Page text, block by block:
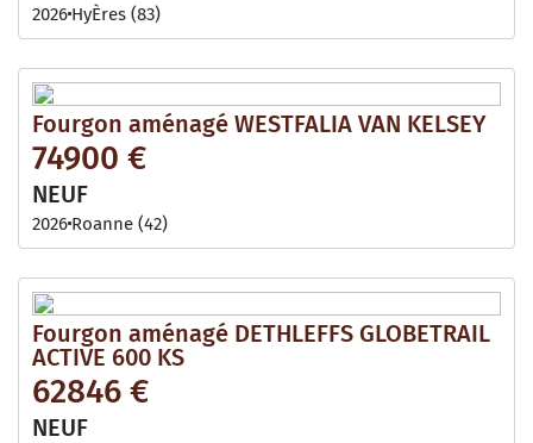
2026 HyÈres (83)
Fourgon aménagé WESTFALIA VAN KELSEY
74900 €
NEUF
2026 Roanne (42)
Fourgon aménagé DETHLEFFS GLOBETRAIL
ACTIVE 600 KS
62846 €
NEUF